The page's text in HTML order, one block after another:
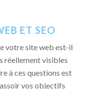
ET SEO
votre site web est-il
réellement visibles
à ces questions est
vos objectifs